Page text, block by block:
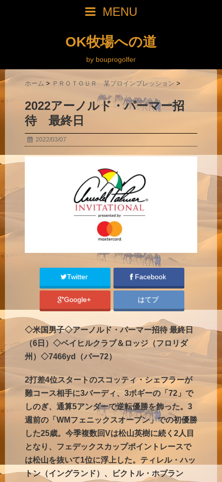
MENU
OK牧場への道
by bouprogolfer
ホーム > ＰＲＯＴＯＵＲ 某プロインプレッション >
2022アーノルド・パーマー招
待 最終日
2022/03/07
Twitter Facebook
Google+ はてブ
◇米国男子◇アーノルド・パーマー招待 最終日
（6日）◇ベイヒルクラブ＆ロッジ（フロリダ
州）◇7466yd（パー72）
2打差4位スタートのスコッティ・シェフラーが
難コース相手に3バーディ、3ボギーの「72」で
しのぎ、通算5アンダーで逆転優勝を飾った。3
週前の「WMフェニックスオープン」での初優勝
した25歳。今季複数回Vは松山英樹に続く2人目
となり、フェデックスカップポイントレースで
は松山を抜いて1位に浮上した。ティレル・ハッ
トン（イングランド）、ビクトル・ホブラン